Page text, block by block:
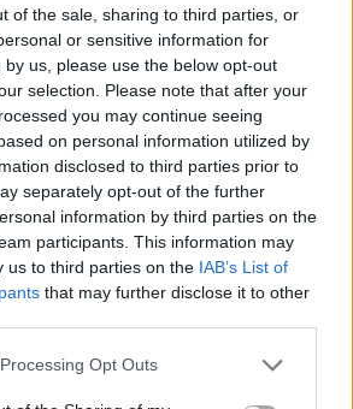
of the sale, sharing to third parties, or
or sensitive information for
us, please use the below opt-out
selection. Please note that after your
you may continue seeing
on personal information utilized by
disclosed to third parties prior to
separately opt-out of the further
information by third parties on the
participants. This information may
us to third parties on the IAB’s List of
that may further disclose it to other
Opt Outs
слава
и зрелищни облачни
може да се види между
над австралийския залив